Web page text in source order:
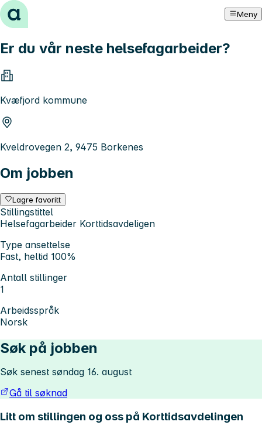
Hopp til innhold Meny
Er du vår neste helsefagarbeider?
Kvæfjord kommune
Kveldrovegen 2, 9475 Borkenes
Om jobben
Lagre favoritt
Stillingstittel
Helsefagarbeider Korttidsavdeligen
Type ansettelse
Fast, heltid 100%
Antall stillinger
1
Arbeidsspråk
Norsk
Søk på jobben
Søk senest søndag 16. august
Gå til søknad
Litt om stillingen og oss på Korttidsavdelingen